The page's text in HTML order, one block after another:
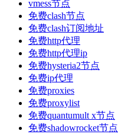
vmess节点
免费clash节点
免费clash订阅地址
免费http代理
免费http代理ip
免费hysteria2节点
免费ip代理
免费proxies
免费proxylist
免费quantumult x节点
免费shadowrocket节点